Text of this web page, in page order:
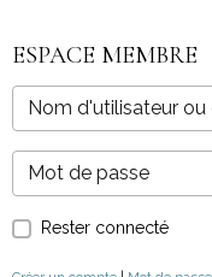
ESPACE MEMBRE
Rester connecté